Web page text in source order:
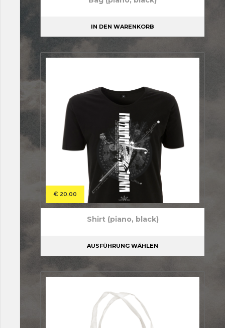
IN DEN WARENKORB
€ 20.00
Shirt (piano, black)
AUSFÜHRUNG WÄHLEN